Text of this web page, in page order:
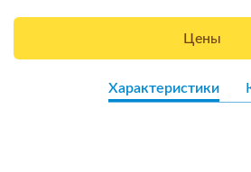
Цены
Характеристики